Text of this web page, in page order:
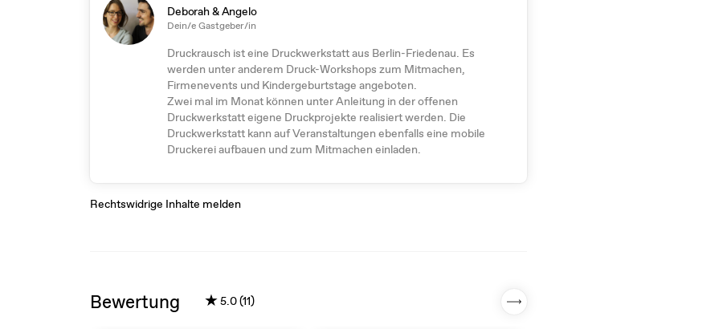
Deborah & Angelo
Dein/e Gastgeber/in
Druckrausch ist eine Druckwerkstatt aus Berlin-Friedenau. Es
werden unter anderem Druck-Workshops zum Mitmachen,
Firmenevents und Kindergeburtstage angeboten.
Zwei mal im Monat können unter Anleitung in der offenen
Druckwerkstatt eigene Druckprojekte realisiert werden. Die
Druckwerkstatt kann auf Veranstaltungen ebenfalls eine mobile
Druckerei aufbauen und zum Mitmachen einladen.
Rechtswidrige Inhalte melden
Bewertung ★5.0 (11)